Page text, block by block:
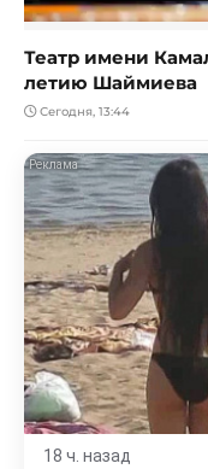
Театр имени
летию Шаймиева
Сегодня, 13:44
18 ч. назад